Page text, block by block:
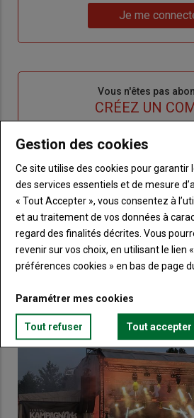
de
me
Je me
Vous n'êtes pas
CRÉEZ UN
BodyChoisissez votre formule
compte pour accéder à
Touraine.
Lien Créez un
VOUS AIMEREZ AUSSI
Gestion des cookies
Ce site utilise des cookies pour
des services essentiels et de mesure
« Tout Accepter », vous consentez à
et au traitement de vos données à
regard des finalités décrites. Vous
revenir sur vos choix, en utilisant le lien
préférences cookies » en bas de page
Paramétrer mes cookies
Tout refuser Tout accepter